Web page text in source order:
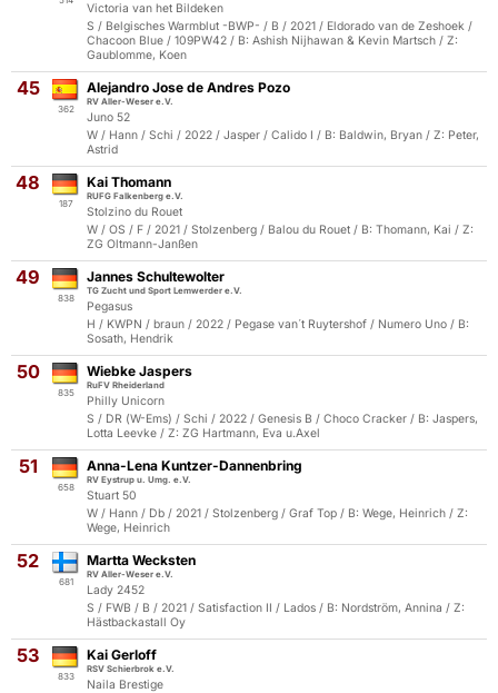
Victoria van het Bildeken
S / Belgisches Warmblut -BWP- / B / 2021 / Eldorado van de Zeshoek /
Chacoon Blue / 109PW42 / B: Ashish Nijhawan & Kevin Martsch / Z:
Gaublomme, Koen
45
362
Alejandro Jose de Andres Pozo
RV Aller-Weser e.V.
Juno 52
W / Hann / Schi / 2022 / Jasper / Calido I / B: Baldwin, Bryan / Z: Peter,
Astrid
48
187
Kai Thomann
RUFG Falkenberg e.V.
Stolzino du Rouet
W / OS / F / 2021 / Stolzenberg / Balou du Rouet / B: Thomann, Kai / Z:
ZG Oltmann-Janßen
49
838
Jannes Schultewolter
TG Zucht und Sport Lemwerder e.V.
Pegasus
H / KWPN / braun / 2022 / Pegase van´t Ruytershof / Numero Uno / B:
Sosath, Hendrik
50
835
Wiebke Jaspers
RuFV Rheiderland
Philly Unicorn
S / DR (W-Ems) / Schi / 2022 / Genesis B / Choco Cracker / B: Jaspers,
Lotta Leevke / Z: ZG Hartmann, Eva u.Axel
51
658
Anna-Lena Kuntzer-Dannenbring
RV Eystrup u. Umg. e.V.
Stuart 50
W / Hann / Db / 2021 / Stolzenberg / Graf Top / B: Wege, Heinrich / Z:
Wege, Heinrich
52
681
Martta Wecksten
RV Aller-Weser e.V.
Lady 2452
S / FWB / B / 2021 / Satisfaction II / Lados / B: Nordström, Annina / Z:
Hästbackastall Oy
53
833
Kai Gerloff
RSV Schierbrok e.V.
Naila Brestige